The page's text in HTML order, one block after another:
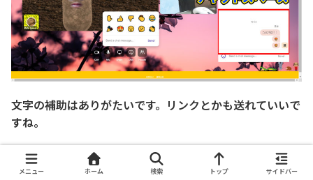
文字の補助はありがたいです。リンクとかも送れていいで
すね。
メニュー ホーム 検索 トップ サイドバー